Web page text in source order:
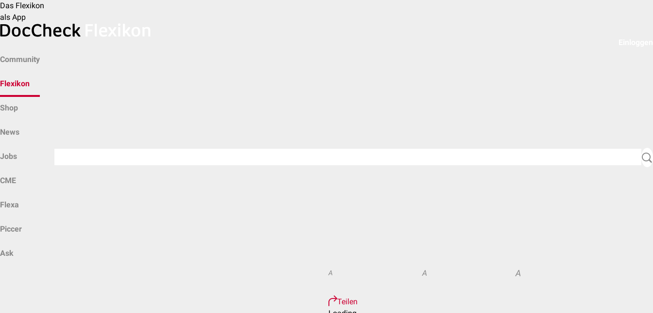
Das Flexikon
als App
Community
Flexikon
Shop
News
Jobs
CME
Flexa
Piccer
Ask
A A A
Teilen